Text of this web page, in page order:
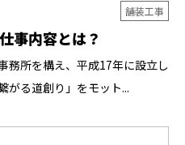
舗装工事
事内容とは？
務所を構え、平成17年に設立し
がる道創り」をモット...